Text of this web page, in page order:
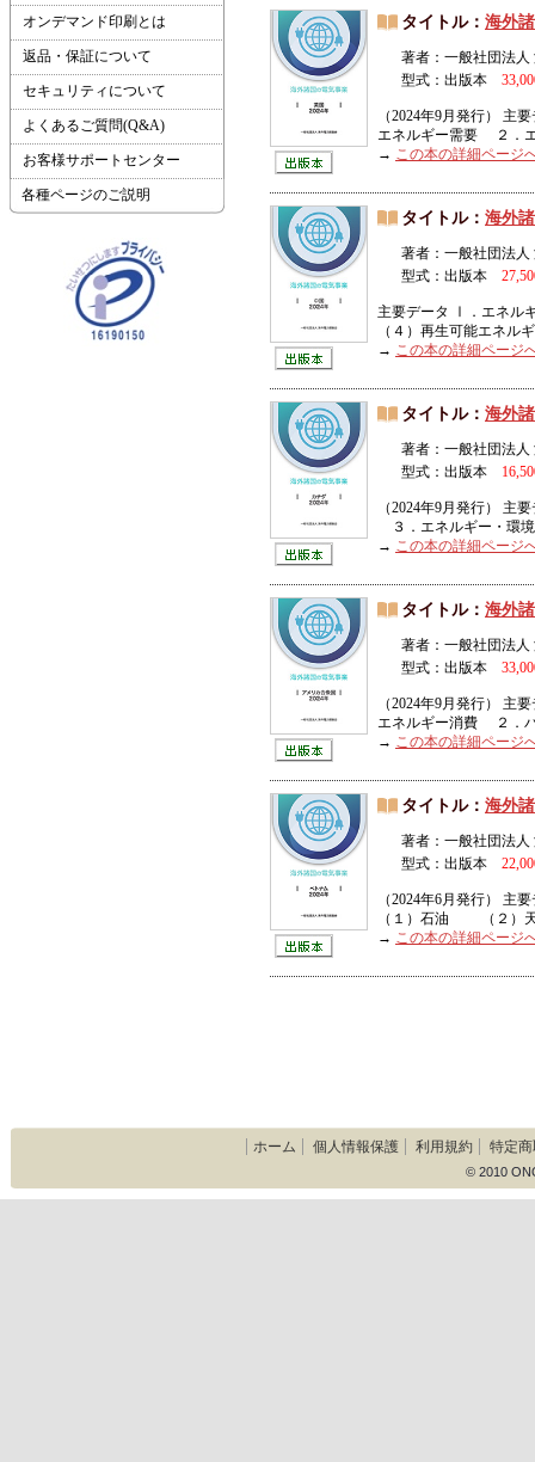
オンデマンド印刷とは
返品・保証について
セキュリティについて
よくあるご質問(Q&A)
お客様サポートセンター
各種ページのご説明
タイトル： 海外
著者：一般社団法人
型式：出版本
（2024年9月発行）
エネルギー需要 ２
→ この本の詳細ページ
タイトル： 海外
著者：一般社団法人
型式：出版本
主要データ Ⅰ．エ
（４）再生可能エ
→ この本の詳細ページ
タイトル： 海外
著者：一般社団法人
型式：出版本
（2024年9月発行）
３．エネルギー・環
→ この本の詳細ページ
タイトル： 海外
著者：一般社団法人
型式：出版本
（2024年9月発行）
エネルギー消費 ２
→ この本の詳細ページ
タイトル： 海外
著者：一般社団法人
型式：出版本
（2024年6月発行）
（１）石油 （２）
→ この本の詳細ページ
ホーム 個人情報保護 利用規約 特定
© 2010